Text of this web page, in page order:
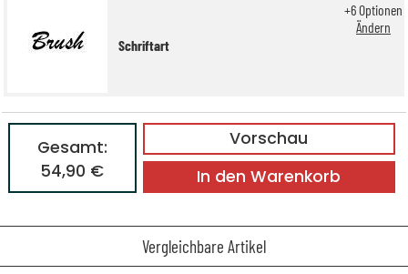
Schriftart
+6Optionen
Ändern
Vorschau
Gesamt:
54,90 €
In den Warenkorb
Vergleichbare Artikel